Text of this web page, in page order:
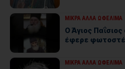
ΜΙΚΡΑ ΑΛΛΑ ΩΦΕΛΙΜΑ
Ο Άγιος
έφερε
ΜΙΚΡΑ ΑΛΛΑ ΩΦΕΛΙΜΑ